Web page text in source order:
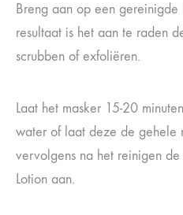
Breng aan op een gereinigde
resultaat is het aan te raden
scrubben of exfoliëren.
Laat het masker 15-20
water of laat deze de gehele
vervolgens na het reinigen
Lotion aan.